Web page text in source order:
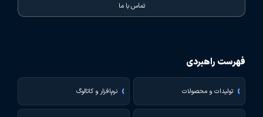
تماس با ما
فهرست راهبردی
تولیدات و محصولات نرم‌افزار و کاتالوگ